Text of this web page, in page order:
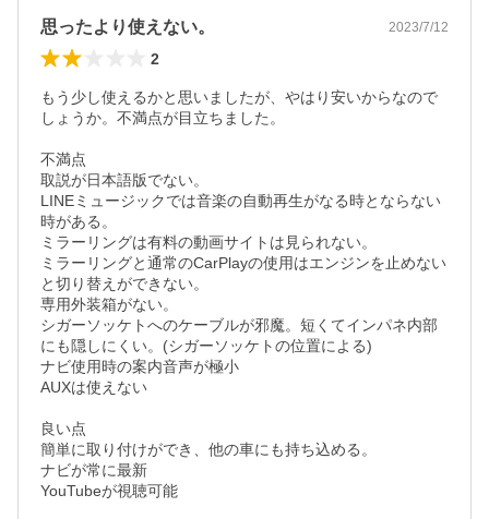
思ったより使えない。 2023/7/12
2
もう少し使えるかと思いましたが、やはり安いからなので
しょうか。不満点が目立ちました。
不満点
取説が日本語版でない。
LINEミュージックでは音楽の自動再生がなる時とならない
時がある。
ミラーリングは有料の動画サイトは見られない。
ミラーリングと通常のCarPlayの使用はエンジンを止めない
と切り替えができない。
専用外装箱がない。
シガーソッケトへのケーブルが邪魔。短くてインパネ内部
にも隠しにくい。(シガーソッケトの位置による)
ナビ使用時の案内音声が極小
AUXは使えない
良い点
簡単に取り付けができ、他の車にも持ち込める。
ナビが常に最新
YouTubeが視聴可能